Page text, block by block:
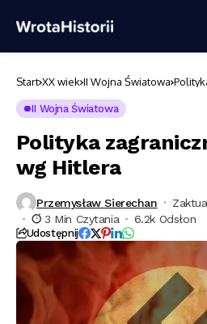
Start XX wiek II Wojna Światowa
II Wojna Światowa
Polityka
wg Hitlera
Przemysław Sierechan
3 Min Czytania
6.2k Odsłon
Udostępnij